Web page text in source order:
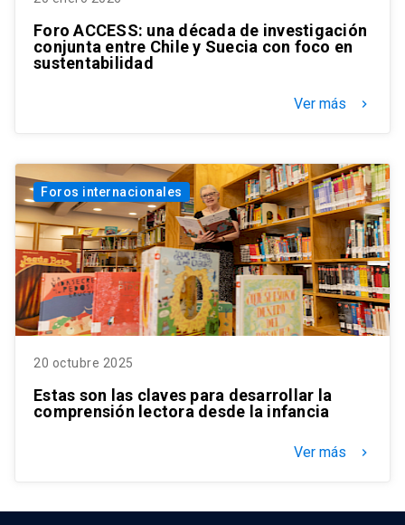
Foro ACCESS: una década de investigación
conjunta entre Chile y Suecia con foco en
sustentabilidad
Ver más keyboard_arrow_right
Foros internacionales
20 octubre 2025
Estas son las claves para desarrollar la
comprensión lectora desde la infancia
Ver más keyboard_arrow_right